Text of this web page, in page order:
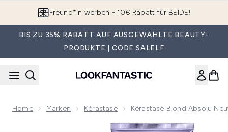
App downloaden & Extra-Rabatte erhalten*
BIS ZU 35% RABATT AUF AUSGEWÄHLTE BEAUTY-
PRODUKTE | CODE SALELF
Home Marken Kérastase Kérastase Blond Absolu
Now showing image 1 Kérastase Blond Absolu Neutralise